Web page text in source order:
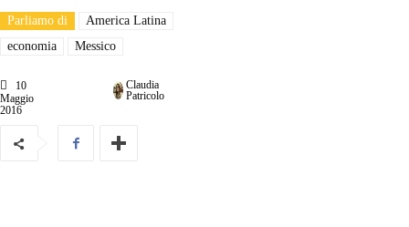
Parliamo di
America Latina
economia
Messico
10
Maggio
2016
Claudia
Patricolo